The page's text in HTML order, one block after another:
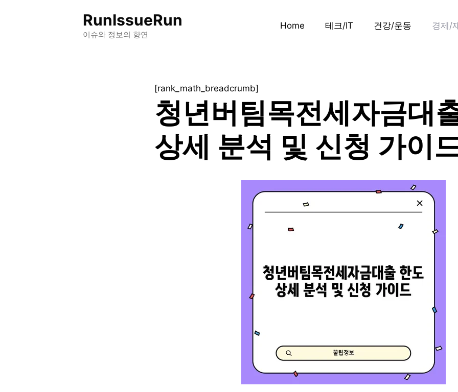
RunIssueRun
이슈와 정보의 향연
Home 테크/IT 건강/운동 경제/
[rank_math_breadcrumb]
청년버팀목전세자금대
상세 분석 및 신청 가이